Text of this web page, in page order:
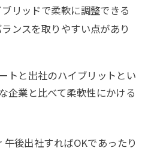
リッドで柔軟に調整できる
ンスを取りやすい点があり
トと出社のハイブリットとい
企業と比べて柔軟性にかける
後出社すればOKであったり